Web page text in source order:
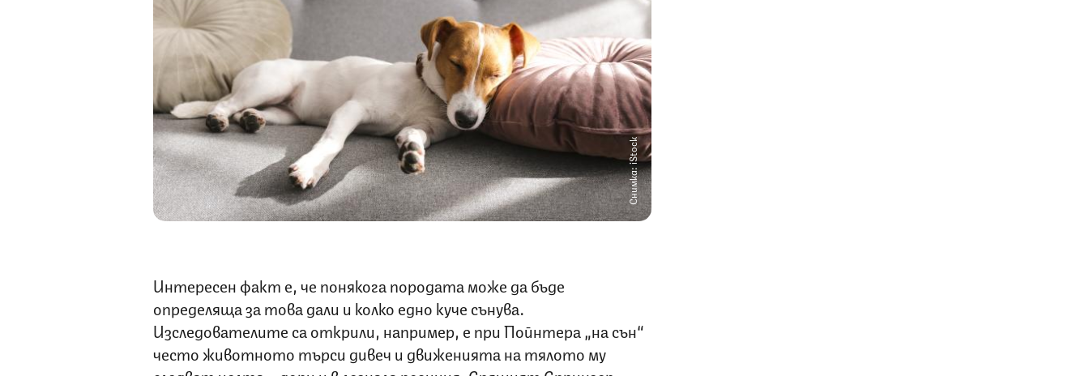
Снимка: iStock
Интересен факт е, че понякога породата може да бъде
определяща за това дали и колко едно куче сънува.
Изследователите са открили, например, е при Пойнтера „на сън“
често животното търси дивеч и движенията на тялото му